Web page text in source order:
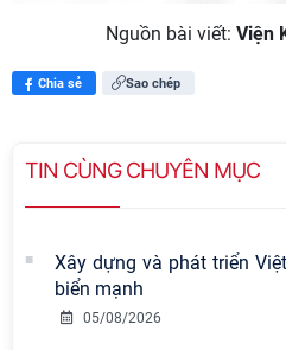
Nguồn bài viết: Viện
Chia sẻ Sao chép
TIN CÙNG CHUYÊN MỤC
Xây dựng và phát triển
biển mạnh
05/08/2026